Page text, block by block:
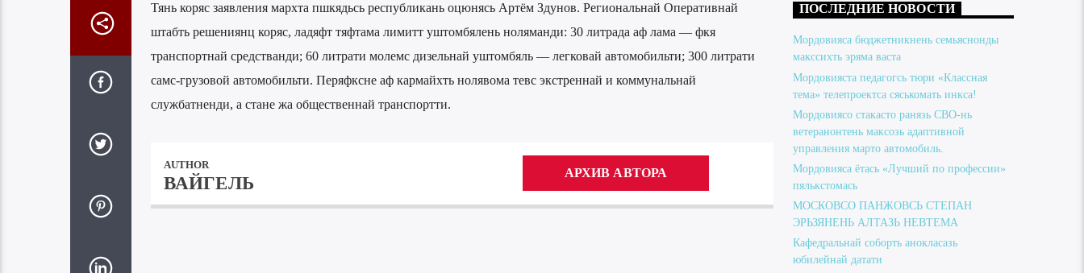
Тянь коряс заявления мархта пшкядьсь республикань оцюнясь Артём Здунов. Региональнай Оперативнай
штабть решениянц коряс, ладяфт тяфтама лимитт уштомбялень ноляманди: 30 литрада аф лама — фкя
транспортнай средстванди; 60 литрати молемс дизельнай уштомбяль — легковай автомобильти; 300 литрати
самс-грузовой автомобильти. Перяфксне аф кармайхть нолявома тевс экстреннай и коммунальнай
службатненди, а стане жа общественнай транспортти.
AUTHOR
ВАЙГЕЛЬ
АРХИВ АВТОРА
ПОСЛЕДНИЕ НОВОСТИ
Мордовияса бюджетникнень семьяснонды
макссихть эряма васта
Мордовияста педагогсь тюри «Классная
тема» телепроектса сяськомать инкса!
Мордовиясо стакасто ранязь СВО-нь
ветеранонтень максозь адаптивной
управления марто автомобиль.
Мордовияса ётась «Лучший по профессии»
пялькстомась
МОСКОВСО ПАНЖОВСЬ СТЕПАН
ЭРЬЗЯНЕНЬ АЛТАЗЬ НЕВТЕМА
Кафедральнай соборть анокласазь
юбилейнай датати